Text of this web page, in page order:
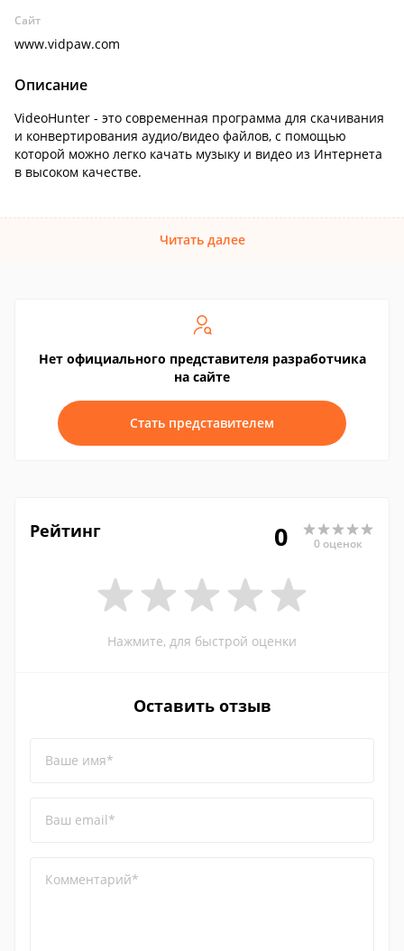
Сайт
www.vidpaw.com
Описание
VideoHunter - это современная программа для скачивания
и конвертирования аудио/видео файлов, с помощью
которой можно легко качать музыку и видео из Интернета
в высоком качестве.
Читать далее
Нет официального представителя разработчика
на сайте
Стать представителем
Рейтинг 0 0 оценок
Нажмите, для быстрой оценки
Оставить отзыв
Ваше имя*
Ваш email*
Комментарий*